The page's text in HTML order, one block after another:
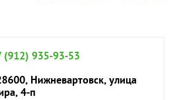
(912) 935-93-53
Нижневартовск, улица
4-п